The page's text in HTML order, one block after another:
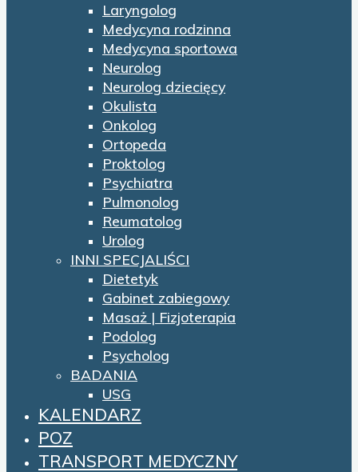
Laryngolog
Medycyna rodzinna
Medycyna sportowa
Neurolog
Neurolog dziecięcy
Okulista
Onkolog
Ortopeda
Proktolog
Psychiatra
Pulmonolog
Reumatolog
Urolog
INNI SPECJALIŚCI
Dietetyk
Gabinet zabiegowy
Masaż | Fizjoterapia
Podolog
Psycholog
BADANIA
USG
KALENDARZ
POZ
TRANSPORT MEDYCZNY